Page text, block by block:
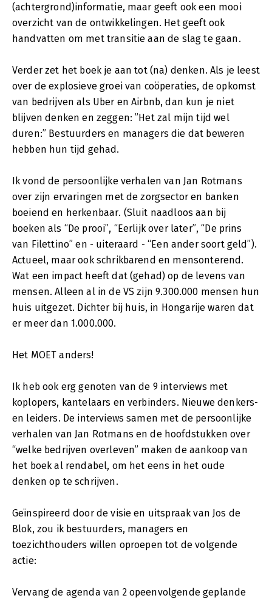
(achtergrond)informatie, maar geeft ook een mooi
overzicht van de ontwikkelingen. Het geeft ook
handvatten om met transitie aan de slag te gaan.
Verder zet het boek je aan tot (na) denken. Als je leest
over de explosieve groei van coöperaties, de opkomst
van bedrijven als Uber en Airbnb, dan kun je niet
blijven denken en zeggen: ”Het zal mijn tijd wel
duren:” Bestuurders en managers die dat beweren
hebben hun tijd gehad.
Ik vond de persoonlijke verhalen van Jan Rotmans
over zijn ervaringen met de zorgsector en banken
boeiend en herkenbaar. (Sluit naadloos aan bij
boeken als “De prooi”, “Eerlijk over later”, “De prins
van Filettino” en - uiteraard - “Een ander soort geld”).
Actueel, maar ook schrikbarend en mensonterend.
Wat een impact heeft dat (gehad) op de levens van
mensen. Alleen al in de VS zijn 9.300.000 mensen hun
huis uitgezet. Dichter bij huis, in Hongarije waren dat
er meer dan 1.000.000.
Het MOET anders!
Ik heb ook erg genoten van de 9 interviews met
koplopers, kantelaars en verbinders. Nieuwe denkers-
en leiders. De interviews samen met de persoonlijke
verhalen van Jan Rotmans en de hoofdstukken over
“welke bedrijven overleven” maken de aankoop van
het boek al rendabel, om het eens in het oude
denken op te schrijven.
Geïnspireerd door de visie en uitspraak van Jos de
Blok, zou ik bestuurders, managers en
toezichthouders willen oproepen tot de volgende
actie:
Vervang de agenda van 2 opeenvolgende geplande